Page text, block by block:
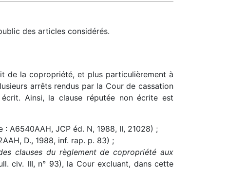
des articles considérés.
de la copropriété, et plus particulièrement à
arrêts rendus par la Cour de cassation
Ainsi, la clause réputée non écrite est
: A6540AAH, JCP éd. N, 1988, II, 21028) ;
D., 1988, inf. rap. p. 83) ;
clauses du règlement de copropriété aux
civ. III, n° 93), la Cour excluant, dans cette